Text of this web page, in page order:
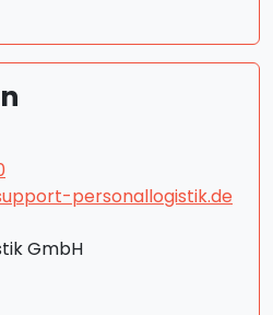
personallogistik.de
GmbH